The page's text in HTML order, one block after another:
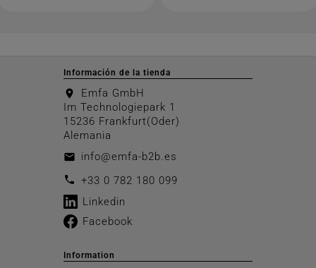
Información de la tienda
location_on
Emfa GmbH
Im Technologiepark 1
15236 Frankfurt(Oder)
Alemania
email info@emfa-b2b.es
call +33 0 782 180 099
Linkedin
Facebook
Information